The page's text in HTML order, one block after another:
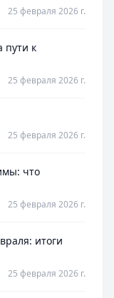
25 февраля 2026 г.
пути к
25 февраля 2026 г.
25 февраля 2026 г.
что
25 февраля 2026 г.
итоги
25 февраля 2026 г.